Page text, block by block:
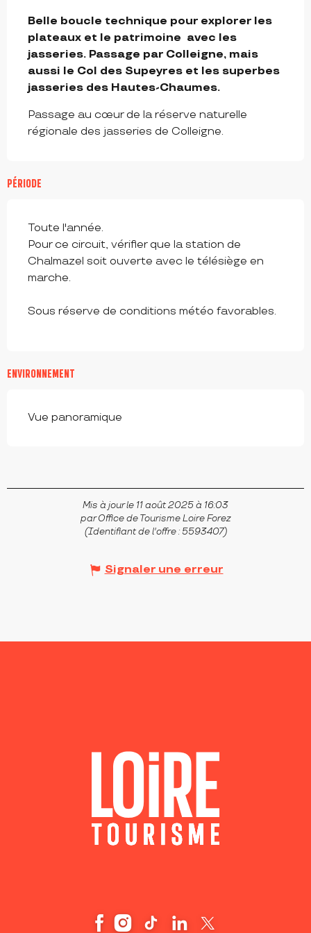
Belle boucle technique pour explorer les
plateaux et le patrimoine  avec les
jasseries. Passage par Colleigne, mais
aussi le Col des Supeyres et les superbes
jasseries des Hautes-Chaumes.
Passage au cœur de la réserve naturelle
régionale des jasseries de Colleigne.
PÉRIODE
Toute l'année.
Pour ce circuit, vérifier que la station de
Chalmazel soit ouverte avec le télésiège en
marche.
Sous réserve de conditions météo favorables.
ENVIRONNEMENT
Vue panoramique
Mis à jour le 11 août 2025 à 16:03
par Office de Tourisme Loire Forez
(Identifiant de l'offre : 5593407)
Signaler une erreur